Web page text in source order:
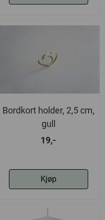
Bordkort holder, 2,5 cm,
gull
19,-
Kjøp